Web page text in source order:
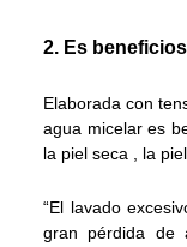
2. Es
Elaborada con
agua micelar es
la piel seca , la
“El lavado
gran pérdida de